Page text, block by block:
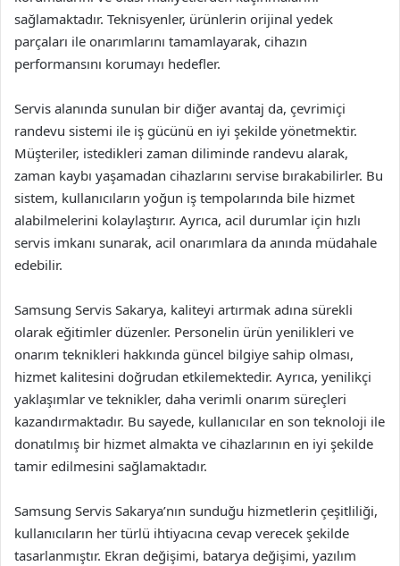
sağlamaktadır. Teknisyenler, ürünlerin orijinal yedek
parçaları ile onarımlarını tamamlayarak, cihazın
performansını korumayı hedefler.
Servis alanında sunulan bir diğer avantaj da, çevrimiçi
randevu sistemi ile iş gücünü en iyi şekilde yönetmektir.
Müşteriler, istedikleri zaman diliminde randevu alarak,
zaman kaybı yaşamadan cihazlarını servise bırakabilirler. Bu
sistem, kullanıcıların yoğun iş tempolarında bile hizmet
alabilmelerini kolaylaştırır. Ayrıca, acil durumlar için hızlı
servis imkanı sunarak, acil onarımlara da anında müdahale
edebilir.
Samsung Servis Sakarya, kaliteyi artırmak adına sürekli
olarak eğitimler düzenler. Personelin ürün yenilikleri ve
onarım teknikleri hakkında güncel bilgiye sahip olması,
hizmet kalitesini doğrudan etkilemektedir. Ayrıca, yenilikçi
yaklaşımlar ve teknikler, daha verimli onarım süreçleri
kazandırmaktadır. Bu sayede, kullanıcılar en son teknoloji ile
donatılmış bir hizmet almakta ve cihazlarının en iyi şekilde
tamir edilmesini sağlamaktadır.
Samsung Servis Sakarya’nın sunduğu hizmetlerin çeşitliliği,
kullanıcıların her türlü ihtiyacına cevap verecek şekilde
tasarlanmıştır. Ekran değişimi, batarya değişimi, yazılım